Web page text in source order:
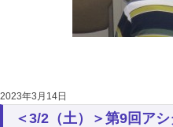
2023年3月14日
＜3/2（土）＞第9回ア